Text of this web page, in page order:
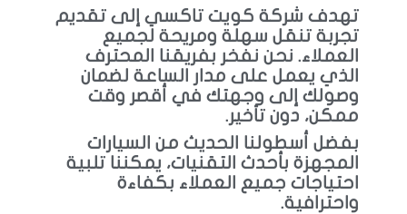
تهدف شركة كويت تاكسي إلى تقديم
تجربة تنقل سهلة ومريحة لجميع
العملاء. نحن نفخر بفريقنا المحترف
الذي يعمل على مدار الساعة لضمان
وصولك إلى وجهتك في أقصر وقت
ممكن، دون تأخير.
بفضل أسطولنا الحديث من السيارات
المجهزة بأحدث التقنيات، يمكننا تلبية
احتياجات جميع العملاء بكفاءة
واحترافية.